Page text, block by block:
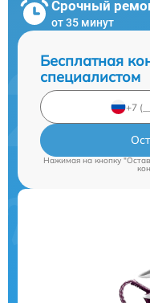
Срочный
от 35 минут
Бесплатная
специалистом
Нажимая на кнопку